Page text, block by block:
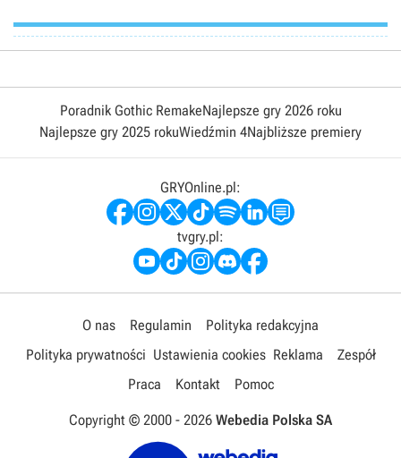
Poradnik Gothic RemakeNajlepsze gry 2026 roku
Najlepsze gry 2025 rokuWiedźmin 4Najbliższe premiery
GRYOnline.pl:
tvgry.pl:
O nas Regulamin
Polityka redakcyjna
Polityka prywatności Ustawienia cookies Reklama
Zespół
Praca
Kontakt Pomoc
Copyright © 2000 - 2026 Webedia Polska SA